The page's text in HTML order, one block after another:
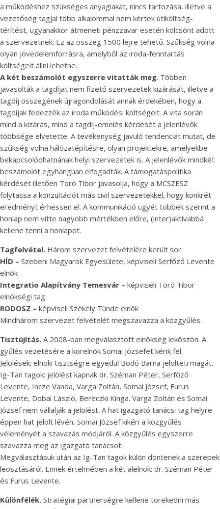
a működéshez szükséges anyagiakat, nincs tartozása, illetve a
vezetőség tagjai több alkalommal nem kértek útiköltség-
térítést, ugyanakkor átmeneti pénzzavar esetén kölcsönt adott
a szervezetnek. Ez az összeg 1500 lejre tehető. Szűkség volna
olyan jövedelemforrásra, amelyből az iroda-fenntartás
költségeit állni lehetne.
A két beszámolót egyszerre vitatták meg. Többen
javasolták a tagdíjat nem fizető szervezetek kizárását, illetve a
tagdíj összegének újragondolását annak érdekében, hogy a
tagdíjak fedezzék az iroda működési költségeit. A vita során
mind a kizárás, mind a tagdíj-emelés kérdését a jelenlévők
többsége elvetette. A tevékenység javuló tendenciát mutat, de
szűkség volna hálózatépítésre, olyan projektekre, amelyekbe
bekapcsolódhatnának helyi szervezetek is. A jelenlévők mindkét
beszámolót egyhangúan elfogadták. A támogatáspolitika
kérdését illetően Toró Tibor javasolja, hogy a MCSZESZ
folytassa a konzultációt más civil szervezetekkel, hogy konkrét
eredményt érhessen el. A kommunikáció ügyét többek szerint a
honlap nem vitte nagyobb mértékben előre, (inter)aktívabbá
kellene tenni a honlapot.
Tagfelvétel. Három szervezet felvételére került sor:
HÍD – Szebeni Magyarok Egyesülete, képviseli Serfőző Levente
elnök
Integratio Alapítvány Temesvár – képviseli Toró Tibor
elnökségi tag
RODOSZ – képviseli Székely Tünde elnök
Mindhárom szervezet felvételét megszavazza a közgyűlés.
Tisztújítás. A 2008-ban megválasztott elnökség leköszön. A
gyűlés vezetésére a korelnök Somai Józsefet kérik fel.
Jelölések: elnöki tisztségre egyedül Bodó Barna jelölteti magát.
Ig-Tan tagok: jelölést kapnak dr. Széman Péter, Serfőző
Levente, Incze Vanda, Varga Zoltán, Somai József, Furus
Levente, Dobai László, Bereczki Kinga. Varga Zoltán és Somai
József nem vállalják a jelölést. A hat igazgató tanácsi tag helyre
éppen hat jelölt lévén, Somai József kikéri a közgyűlés
véleményét a szavazás módjáról. A közgyűlés egyszerre
szavazza meg az igazgató tanácsot.
Megválasztásuk után az Ig-Tan tagok külön döntenek a szerepek
leosztásáról. Ennek értelmében a két alelnök: dr. Széman Péter
és Furus Levente.
Különfélék. Stratégiai partnerségre kellene törekedni más